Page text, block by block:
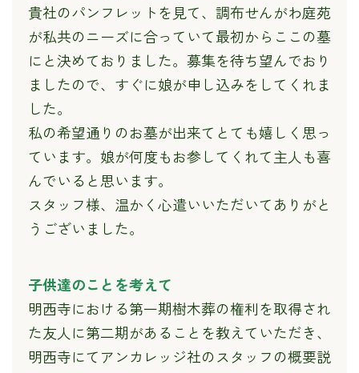
貴社のパンフレットを見て、調布せんがわ庭苑
が私共のニーズに合っていて最初からここの墓
にと決めておりました。募集を待ち望んでおり
ましたので、すぐに娘が申し込みをしてくれま
した。
私の希望通りのお墓が出来てとても嬉しく思っ
ています。娘が何度もお参してくれて主人も喜
んでいると思います。
スタッフ様、温かく心遣いいただいてありがと
うございました。
子供達のことを考えて
明西寺における第一期樹木葬の権利を取得され
た友人に第二期があることを教えていただき、
明西寺にてアンカレッジ社のスタッフの概要説